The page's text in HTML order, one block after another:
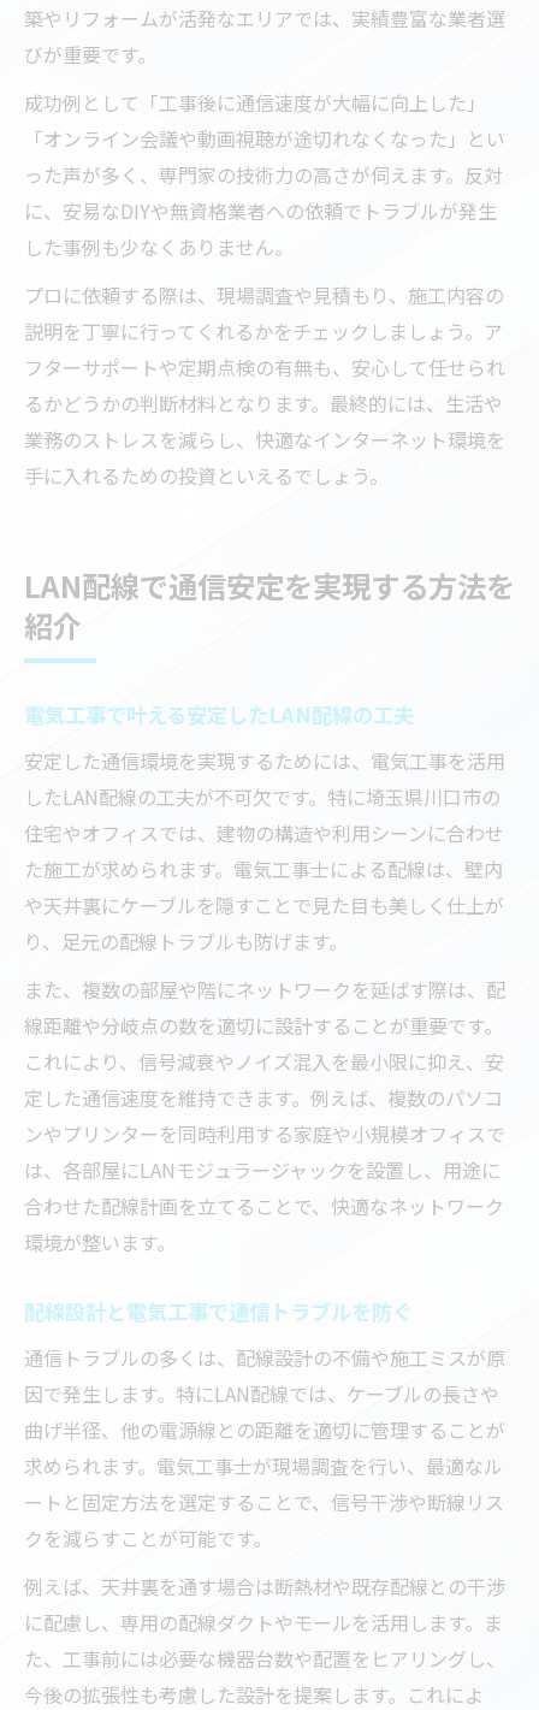
築やリフォームが活発なエリアでは、実績豊富な業者選
びが重要です。
成功例として「工事後に通信速度が大幅に向上した」
「オンライン会議や動画視聴が途切れなくなった」とい
った声が多く、専門家の技術力の高さが伺えます。反対
に、安易なDIYや無資格業者への依頼でトラブルが発生
した事例も少なくありません。
プロに依頼する際は、現場調査や見積もり、施工内容の
説明を丁寧に行ってくれるかをチェックしましょう。ア
フターサポートや定期点検の有無も、安心して任せられ
るかどうかの判断材料となります。最終的には、生活や
業務のストレスを減らし、快適なインターネット環境を
手に入れるための投資といえるでしょう。
LAN配線で通信安定を実現する方法を
紹介
電気工事で叶える安定したLAN配線の工夫
安定した通信環境を実現するためには、電気工事を活用
したLAN配線の工夫が不可欠です。特に埼玉県川口市の
住宅やオフィスでは、建物の構造や利用シーンに合わせ
た施工が求められます。電気工事士による配線は、壁内
や天井裏にケーブルを隠すことで見た目も美しく仕上が
り、足元の配線トラブルも防げます。
また、複数の部屋や階にネットワークを延ばす際は、配
線距離や分岐点の数を適切に設計することが重要です。
これにより、信号減衰やノイズ混入を最小限に抑え、安
定した通信速度を維持できます。例えば、複数のパソコ
ンやプリンターを同時利用する家庭や小規模オフィスで
は、各部屋にLANモジュラージャックを設置し、用途に
合わせた配線計画を立てることで、快適なネットワーク
環境が整います。
配線設計と電気工事で通信トラブルを防ぐ
通信トラブルの多くは、配線設計の不備や施工ミスが原
因で発生します。特にLAN配線では、ケーブルの長さや
曲げ半径、他の電源線との距離を適切に管理することが
求められます。電気工事士が現場調査を行い、最適なル
ートと固定方法を選定することで、信号干渉や断線リス
クを減らすことが可能です。
例えば、天井裏を通す場合は断熱材や既存配線との干渉
に配慮し、専用の配線ダクトやモールを活用します。ま
た、工事前には必要な機器台数や配置をヒアリングし、
今後の拡張性も考慮した設計を提案します。これによ